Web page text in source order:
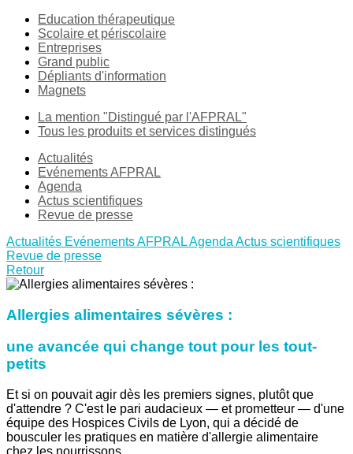
Education thérapeutique
Scolaire et périscolaire
Entreprises
Grand public
Dépliants d'information
Magnets
La mention "Distingué par l'AFPRAL"
Tous les produits et services distingués
Actualités
Evénements AFPRAL
Agenda
Actus scientifiques
Revue de presse
Actualités Evénements AFPRALAgenda Actus scientifiques
Revue de presse
Retour
Allergies alimentaires sévères :
une avancée qui change tout pour les tout-
petits
Et si on pouvait agir dès les premiers signes, plutôt que
d'attendre ? C'est le pari audacieux — et prometteur — d'une
équipe des Hospices Civils de Lyon, qui a décidé de
bousculer les pratiques en matière d'allergie alimentaire